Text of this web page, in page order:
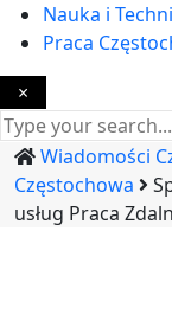
Nauka i
Praca
×
Wiadomości
Częstochowa
usług Praca